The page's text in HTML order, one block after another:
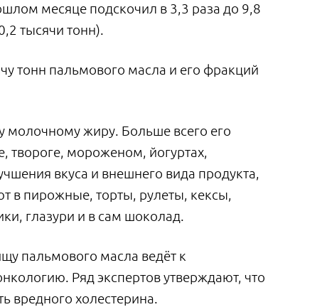
месяце подскочил в 3,3 раза до 9,8
тысячи тонн).
тонн пальмового масла и его фракций
молочному жиру. Больше всего его
твороге, мороженом, йогуртах,
вкуса и внешнего вида продукта,
в пирожные, торты, рулеты, кексы,
глазури и в сам шоколад.
пальмового масла ведёт к
Ряд экспертов утверждают, что
вредного холестерина.